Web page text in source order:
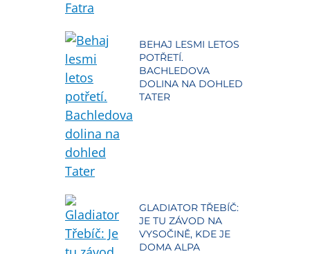
BEHAJ LESMI LETOS
POTŘETÍ.
BACHLEDOVA
DOLINA NA DOHLED
TATER
GLADIATOR TŘEBÍČ:
JE TU ZÁVOD NA
VYSOČINĚ, KDE JE
DOMA ALPA